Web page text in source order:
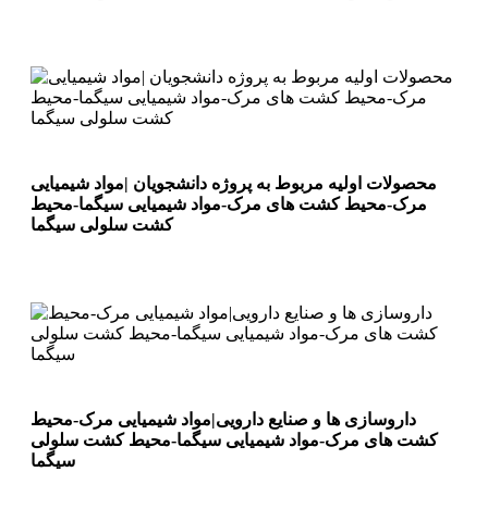
محصولات اولیه مربوط به پروژه دانشجویان |مواد شیمیایی
مرک-محیط کشت های مرک-مواد شیمیایی سیگما-محیط
کشت سلولی سیگما
داروسازی ها و صنایع دارویی|مواد شیمیایی مرک-محیط
کشت های مرک-مواد شیمیایی سیگما-محیط کشت سلولی
سیگما